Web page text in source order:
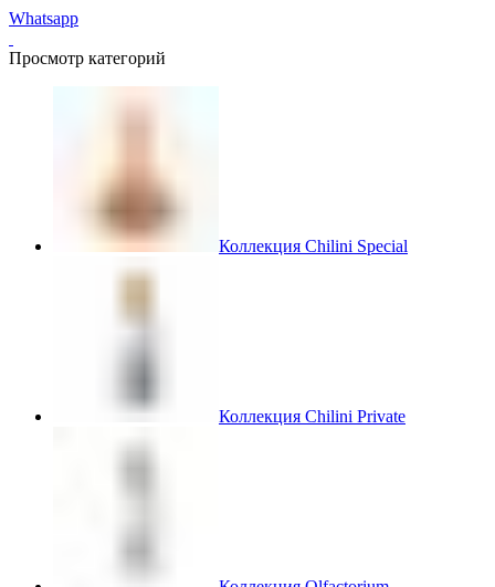
Whatsapp
Просмотр категорий
Коллекция Chilini Special
Коллекция Chilini Private